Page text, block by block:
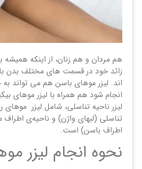
هم مردان و هم زنان، از اینکه همیشه
زائد خود در قسمت های مختلف بدن
اند. لیزر موهای باسن هم می تواند
انجام شود هم همراه با لیزر موهای
لیزر ناحیه تناسلی، شامل لیزر موهای
تناسلی (لبهای واژن) و ناحیه‌ی
اطراف باسن) است.
نحوه انجام لیزر